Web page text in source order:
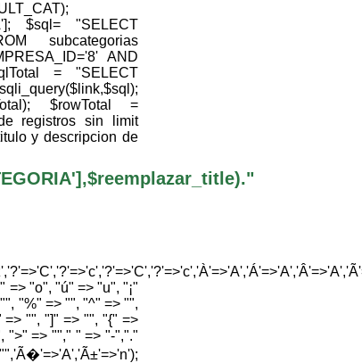
$sql= "SELECT
subcategorias
AND
= "SELECT
$rowTotal =
registros sin limit
y descripcion de
=> "o", "ú" => "u", "¡"
"%" => "", "^" => "",
"", "]" => "", "{" =>
">" => ""," " => "-","."